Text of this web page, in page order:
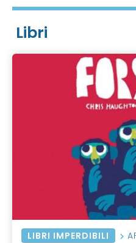
Libri
LIBRI IMPERDIBILI